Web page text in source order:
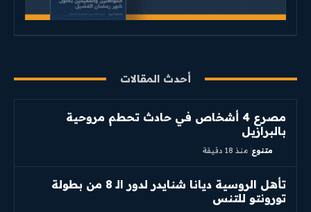
أحدث المقالات
مصرع 4 أشخاص في حادث تحطم مروحية
بالبرازيل
متنوع منذ 18 دقيقة
تأهل الروسية ديانا شنايدر لدور الـ 8 من بطولة
تورونتو للتنس